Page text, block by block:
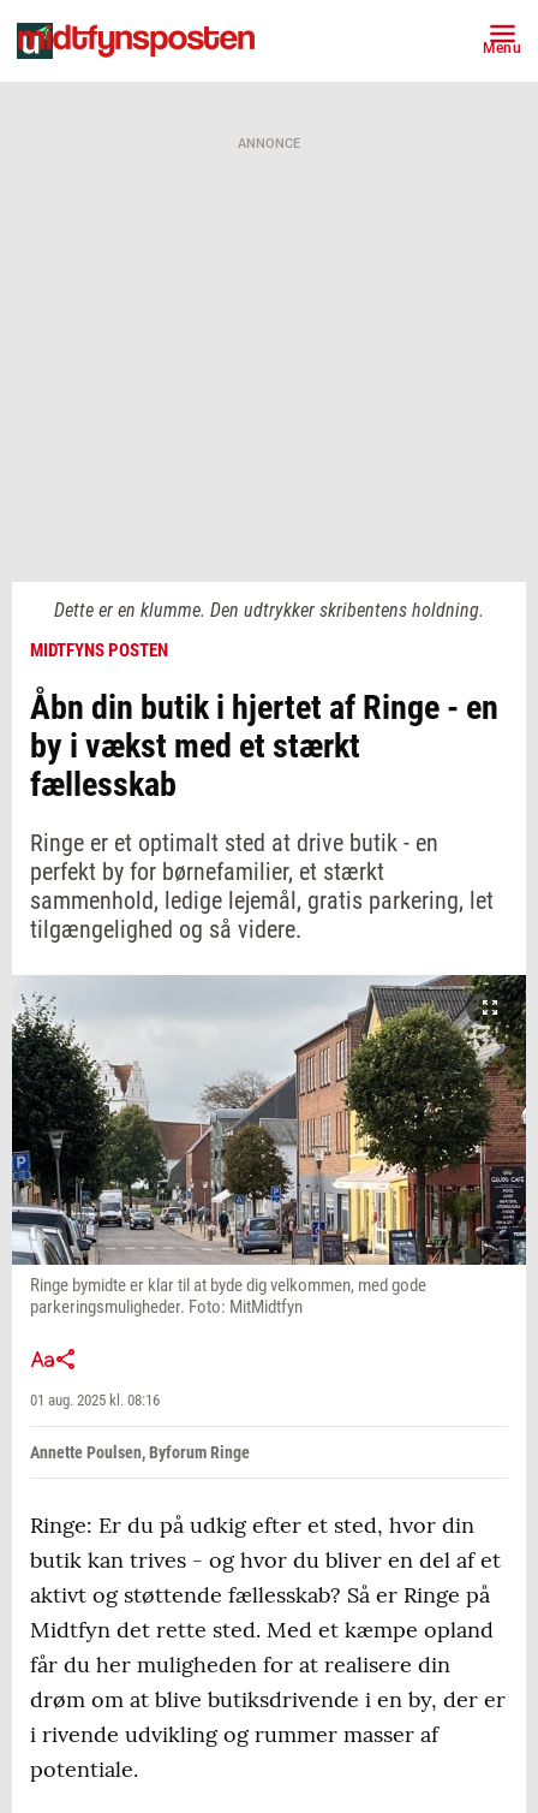
Menu
ANNONCE
Dette er en klumme. Den udtrykker skribentens holdning.
MIDTFYNS POSTEN
Åbn din butik i hjertet af Ringe - en
by i vækst med et stærkt
fællesskab
Ringe er et optimalt sted at drive butik - en
perfekt by for børnefamilier, et stærkt
sammenhold, ledige lejemål, gratis parkering, let
tilgængelighed og så videre.
Ringe bymidte er klar til at byde dig velkommen, med gode
parkeringsmuligheder. Foto: MitMidtfyn
01 aug. 2025 kl. 08:16
Annette Poulsen, Byforum Ringe
Ringe: Er du på udkig efter et sted, hvor din
butik kan trives - og hvor du bliver en del af et
aktivt og støttende fællesskab? Så er Ringe på
Midtfyn det rette sted. Med et kæmpe opland
får du her muligheden for at realisere din
drøm om at blive butiksdrivende i en by, der er
i rivende udvikling og rummer masser af
potentiale.